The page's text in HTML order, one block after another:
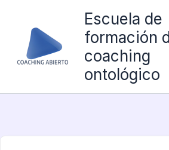
contenido
Escuela de
formación
coaching
ontológico